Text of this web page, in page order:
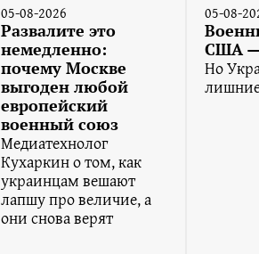
05-08-2026
Развалите это
немедленно:
почему Москве
выгоден любой
европейский
военный союз
Медиатехнолог
Кухаркин о том, как
украинцам вешают
лапшу про величие, а
они снова верят
05-08-
США
Но